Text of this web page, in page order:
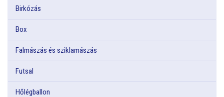
Birkózás
Box
Falmászás és sziklamászás
Futsal
Hőlégballon